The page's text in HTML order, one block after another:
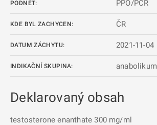
PODNĚT: PPO/PČR
KDE BYL ZACHYCEN: ČR
DATUM ZÁCHYTU: 2021-11-04
INDIKAČNÍ SKUPINA: anabolikum
Deklarovaný obsah
testosterone enanthate 300 mg/ml